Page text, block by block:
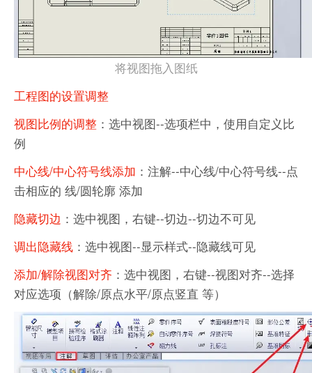
将视图拖入图纸
工程图的设置调整
视图比例的调整 ：选中视图--选项栏中，使用自定义比
例
中心线/中心符号线添加 ：注解--中心线/中心符号线--点
击相应的 线/圆轮廓 添加
隐藏切边 ：选中视图，右键--切边--切边不可见
调出隐藏线 ：选中视图--显示样式--隐藏线可见
添加/解除视图对齐 ：选中视图，右键--视图对齐--选择
对应选项（解除/原点水平/原点竖直 等）